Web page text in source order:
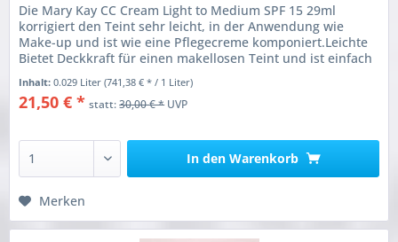
Die Mary Kay CC Cream Light to Medium SPF 15 29ml
korrigiert den Teint sehr leicht, in der Anwendung wie
Make-up und ist wie eine Pflegecreme komponiert.Leichte
Bietet Deckkraft für einen makellosen Teint und ist einfach
Inhalt:0.029 Liter(741,38 € * / 1 Liter)
21,50 € * statt:30,00 € *UVP
In den Warenkorb
Merken